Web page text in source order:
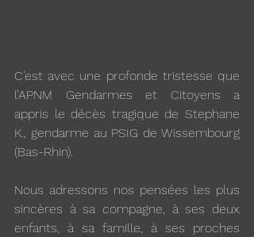
C’est avec une profonde tristesse que
l’APNM Gendarmes et Citoyens a
appris le décès tragique de Stephane
K., gendarme au PSIG de Wissembourg
(Bas-Rhin).
Nous adressons nos pensées les plus
sincères à sa compagne, à ses deux
enfants, à sa famille, à ses proches